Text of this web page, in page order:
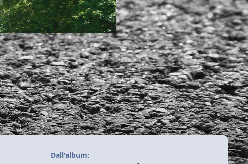
Dall'album: